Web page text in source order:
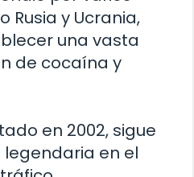
Rusia y Ucrania,
una vasta
de cocaína y
en 2002, sigue
en el